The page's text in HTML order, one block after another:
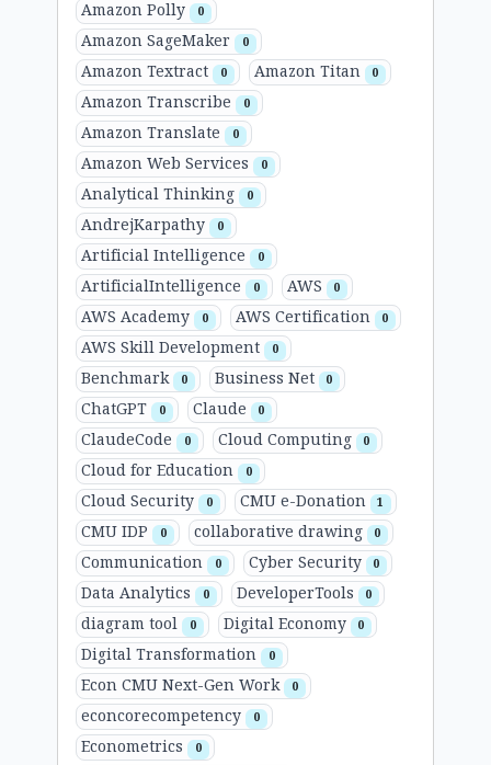
Amazon Polly 0
Amazon SageMaker 0
Amazon Textract 0 Amazon Titan 0
Amazon Transcribe 0
Amazon Translate 0
Amazon Web Services 0
Analytical Thinking 0
AndrejKarpathy 0
Artificial Intelligence 0
ArtificialIntelligence 0 AWS 0
AWS Academy 0 AWS Certification 0
AWS Skill Development 0
Benchmark 0 Business Net 0
ChatGPT 0 Claude 0
ClaudeCode 0 Cloud Computing 0
Cloud for Education 0
Cloud Security 0 CMU e-Donation 1
CMU IDP 0 collaborative drawing 0
Communication 0 Cyber Security 0
Data Analytics 0 DeveloperTools 0
diagram tool 0 Digital Economy 0
Digital Transformation 0
Econ CMU Next-Gen Work 0
econcorecompetency 0
Econometrics 0